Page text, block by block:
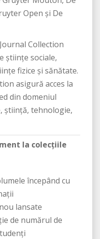
Open și De
Collection
științe sociale,
fizice și sănătate.
asigură acces la
din domeniul
știință, tehnologie,
la colecțiile
începând cu
lansate
de numărul de